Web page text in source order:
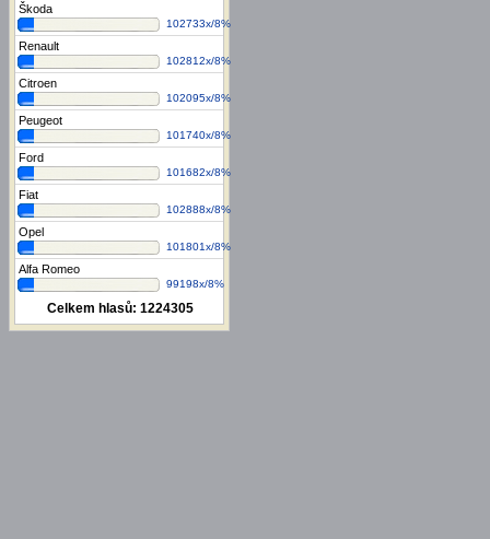
Škoda
102733x/8%
Renault
102812x/8%
Citroen
102095x/8%
Peugeot
101740x/8%
Ford
101682x/8%
Fiat
102888x/8%
Opel
101801x/8%
Alfa Romeo
99198x/8%
Celkem hlasů: 1224305